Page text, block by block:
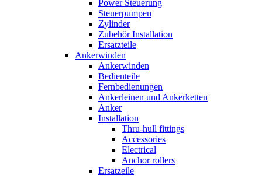
Power Steuerung
Steuerpumpen
Zylinder
Zubehör Installation
Ersatzteile
Ankerwinden
Ankerwinden
Bedienteile
Fernbedienungen
Ankerleinen und Ankerketten
Anker
Installation
Thru-hull fittings
Accessories
Electrical
Anchor rollers
Ersatzeile